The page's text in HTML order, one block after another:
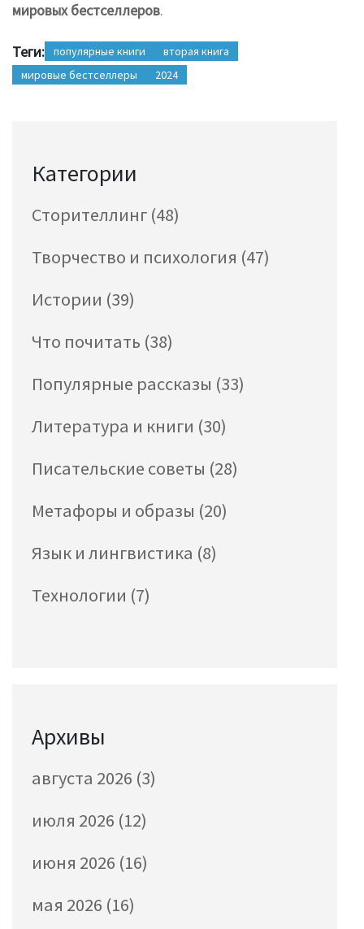
мировых бестселлеров.
Теги: популярные книги
вторая книга
мировые бестселлеры
2024
Категории
Сторителлинг (48)
Творчество и психология (47)
Истории (39)
Что почитать (38)
Популярные рассказы (33)
Литература и книги (30)
Писательские советы (28)
Метафоры и образы (20)
Язык и лингвистика (8)
Технологии (7)
Архивы
августа 2026 (3)
июля 2026 (12)
июня 2026 (16)
мая 2026 (16)